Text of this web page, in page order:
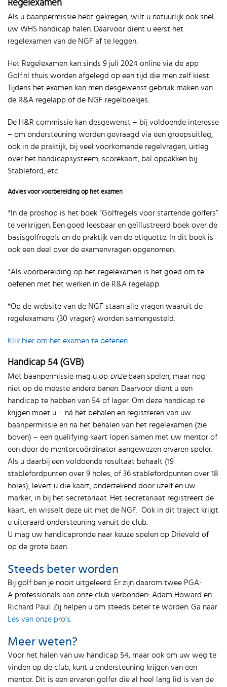
Regelexamen
Als u baanpermissie hebt gekregen, wilt u natuurlijk ook snel
uw WHS handicap halen. Daarvoor dient u eerst het
regelexamen van de NGF af te leggen.
Het Regelexamen kan sinds 9 juli 2024 online via de app
Golf.nl thuis worden afgelegd op een tijd die men zelf kiest.
Tijdens het examen kan men desgewenst gebruik maken van
de R&A regelapp of de NGF regelboekjes.
De H&R commissie kan desgewenst – bij voldoende interesse
– om ondersteuning worden gevraagd via een groepsuitleg,
ook in de praktijk, bij veel voorkomende regelvragen, uitleg
over het handicapsysteem, scorekaart, bal oppakken bij
Stableford, etc.
Advies voor voorbereiding op het examen
*In de proshop is het boek “Golfregels voor startende golfers”
te verkrijgen. Een goed leesbaar en geïllustreerd boek over de
basisgolfregels en de praktijk van de etiquette. In dit boek is
ook een deel over de examenvragen opgenomen.
*Als voorbereiding op het regelexamen is het goed om te
oefenen met het werken in de R&A regelapp.
*Op de website van de NGF staan alle vragen waaruit de
regelexamens (30 vragen) worden samengesteld.
Klik hier om het examen te oefenen
Handicap 54 (GVB)
Met baanpermissie mag u op onzebaan spelen, maar nog
niet op de meeste andere banen. Daarvoor dient u een
handicap te hebben van 54 of lager. Om deze handicap te
krijgen moet u – ná het behalen en registreren van uw
baanpermissie en na het behalen van het regelexamen (zie
boven) – een qualifying kaart lopen samen met uw mentor of
een door de mentorcoördinator aangewezen ervaren speler.
Als u daarbij een voldoende resultaat behaalt (19
stablefordpunten over 9 holes, of 36 stablefordpunten over 18
holes), levert u die kaart, ondertekend door uzelf en uw
marker, in bij het secretariaat. Het secretariaat registreert de
kaart, en wisselt deze uit met de NGF. Ook in dit traject krijgt
u uiteraard ondersteuning vanuit de club.
U mag uw handicapronde naar keuze spelen op Drieveld of
op de grote baan.
Steeds beter worden
Bij golf ben je nooit uitgeleerd. Er zijn daarom twee PGA-
A professionals aan onze club verbonden: Adam Howard en
Richard Paul. Zij helpen u om steeds beter te worden. Ga naar
Les van onze pro’s
Meer weten?
Voor het halen van uw handicap 54, maar ook om uw weg te
vinden op de club, kunt u ondersteuning krijgen van een
mentor. Dit is een ervaren golfer die al heel lang lid is van de